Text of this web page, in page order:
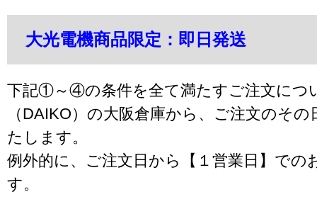
大光電機商品限定：即日発送
下記①～④の条件を全て満たすご注文につ
（DAIKO）の大阪倉庫から、ご注文のそ
たします。
例外的に、ご注文日から【１営業日】での
す。